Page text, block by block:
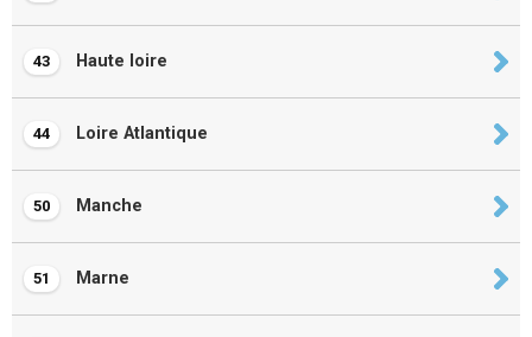
43 Haute loire
44 Loire Atlantique
50 Manche
51 Marne